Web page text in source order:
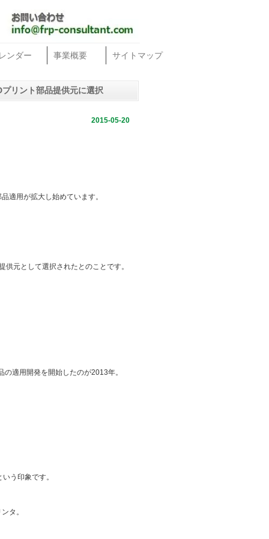
ンダー 事業概要 サイトマップ
リント部品提供元に選択
2015-05-20
適用が拡大し始めています。
元として選択されたとのことです。
適用開発を開始したのが2013年。
う印象です。
タ。